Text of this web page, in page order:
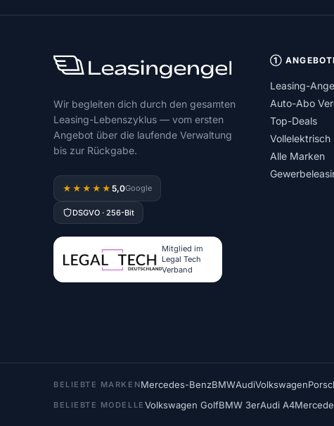
Wir begleiten dich durch den gesamten
Leasing-Lebenszyklus — vom ersten
Angebot über die laufende Verwaltung
bis zur Rückgabe.
★★★★★ 5,0Google
DSGVO · 256-Bit
Mitglied im
Legal Tech
Verband
①
Leasing-
Auto-Abo
Top-Deals
Vollelektrisch
Alle Marken
BELIEBTE MARKENMercedes-BenzBMWAudiVolkswagen
BELIEBTE MODELLE Volkswagen GolfBMW 3erAudi A4